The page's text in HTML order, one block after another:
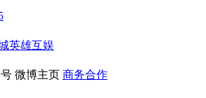
英雄互娱
微博主页 商务合作